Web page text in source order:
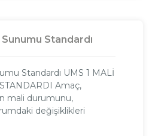
Standardı
Standardı UMS 1 MALİ
Amaç,
mali durumunu,
değişiklikleri